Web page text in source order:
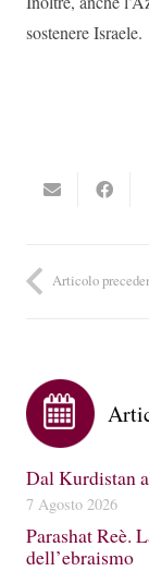
sostenere Israele.
Articolo
Dal Kurdistan
7 Agosto 2026
Parashat Reè.
dell’ebraismo